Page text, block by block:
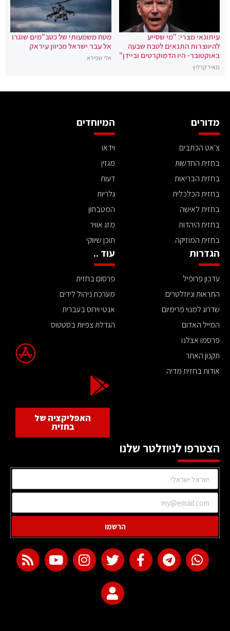
עיתונאי מצרי: "מי שסייע
להיווצרות התנאים לטבח שבעה
באוקטובר- היו הדמוקרטים וביידן"
מאיר קרליץ
מטח משמעותי של כטב"מים שוגרו
אל עבר ישראל מכיוון עיראק
אלי שפירא
מדורים
צ'אט הכתבים
בחזית החדשות
בחזית הבריאות
בחזית הכלכלית
בחזית לאישה
בחזית היהדות
בחזית המוזיקה
המיוחדים
וידאו
מגזין
דעות
גלריות
המטבחון
מזג אוויר
תוכן שיווקי
הגדרות
עדכון פרופיל
התראות וניוזלטרים
שדרוג למנוי פרימיום
המייל האדום
פרסמו אצלנו
תקנון האתר
אודות בחזית מדיה
עוד ..
פרסום בחזית
מערכת ניהול לידים
אנטי וירוס בעברית
הגדלת צפיות בסטטוס
האפליקציה של
בחזית
הצטרפו לניוזלטר שלנו
הרשמו